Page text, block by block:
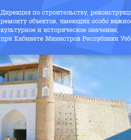
Дирекция по строительству,
ремонту объектов, имеющих особо
культурное и историческое значение,
при Кабинете Министров Республики